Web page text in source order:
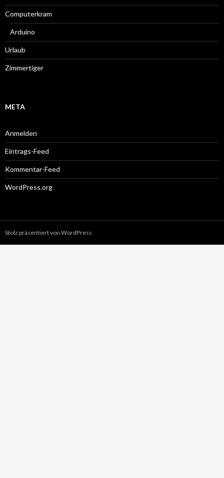
Computerkram
Arduino
Urlaub
Zimmertiger
META
Anmelden
Eintrags-Feed
Kommentar-Feed
WordPress.org
Stolz präsentiert von WordPress